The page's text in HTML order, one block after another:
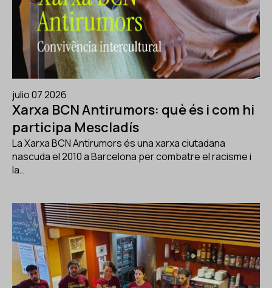
julio 07 2026
Xarxa BCN Antirumors: què és i com hi
participa Mescladís
La Xarxa BCN Antirumors és una xarxa ciutadana
nascuda el 2010 a Barcelona per combatre el racisme i
la…